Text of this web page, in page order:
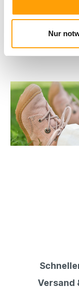
Nur
Versand